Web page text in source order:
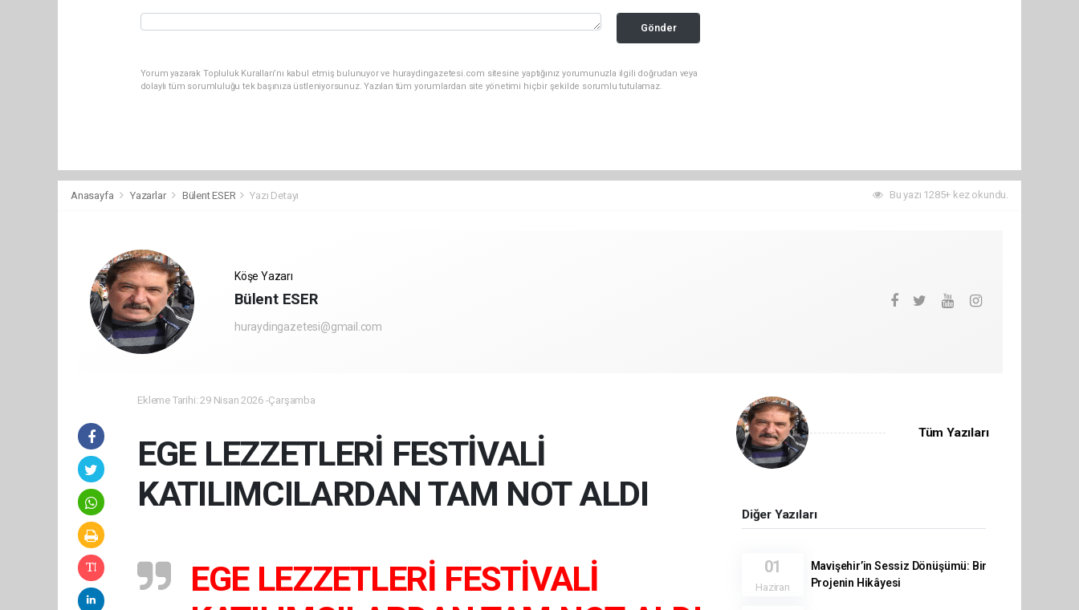
Gönder
Yorum yazarak Topluluk Kuralları’nı kabul etmiş bulunuyor ve huraydingazetesi.com sitesine yaptığınız yorumunuzla ilgili doğrudan veya
dolaylı tüm sorumluluğu tek başınıza üstleniyorsunuz. Yazılan tüm yorumlardan site yönetimi hiçbir şekilde sorumlu tutulamaz.
Anasayfa Yazarlar Bülent ESER Yazı Detayı Bu yazı 1285+ kez okundu.
Köşe Yazarı
Bülent ESER
huraydingazetesi@gmail.com
Ekleme Tarihi: 29 Nisan 2026 -Çarşamba
EGE LEZZETLERİ FESTİVALİ
KATILIMCILARDAN TAM NOT ALDI
EGE LEZZETLERİ FESTİVALİ
Tüm Yazıları
Diğer Yazıları
01
Haziran
Mavişehir’in Sessiz Dönüşümü: Bir
Projenin Hikâyesi